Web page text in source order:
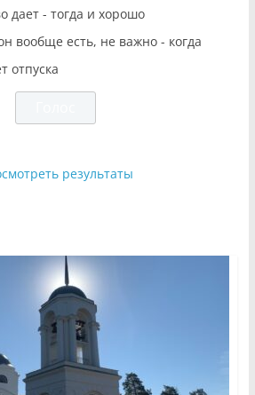
дает - тогда и хорошо
вообще есть, не важно - когда
отпуска
результаты